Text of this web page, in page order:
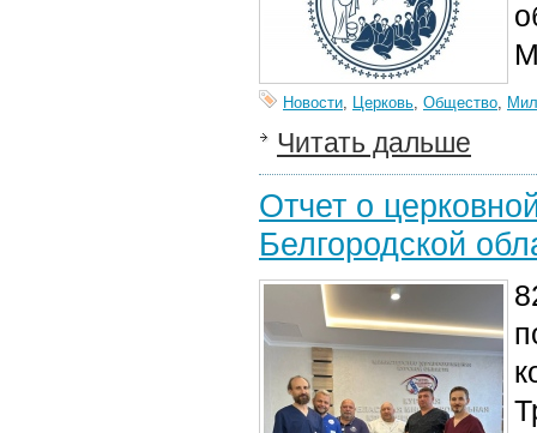
Новости, Церковь, Общество,
Читать дальше
Отчет о
Белгородской